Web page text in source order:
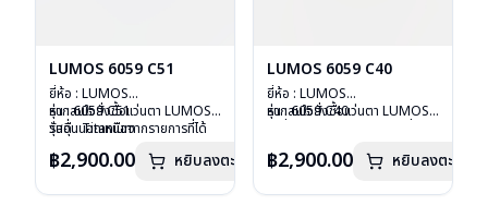
LUMOS 6059 C51
ยี่ห้อ : LUMOS
รุ่น : 6059 C51
วัสดุ : Titanium
บานพับ : ไม่มีสปริง
อุปกรณ์ : กล่องแว่น , ผ้าเช็ดแว่น
หากสนใจสั่งชื้อแว่นตา LUMOS
รุ่นอื่นนอกเหนือจากรายการที่ได้
฿2,900.00 หยิบลงตะกร้า
LUMOS 6059 C40
ยี่ห้อ : LUMOS
รุ่น : 6059 C40
บานพับ : ไม่มีสปริง
อุปกรณ์ : กล่องแว่น , ผ้าเช็ดแว่น
หากสนใจสั่งชื้อแว่นตา LUMOS
฿2,900.00 หยิบลงตะกร้า